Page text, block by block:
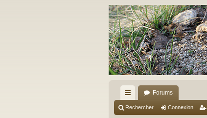
ac
Forums
Rechercher Connexion